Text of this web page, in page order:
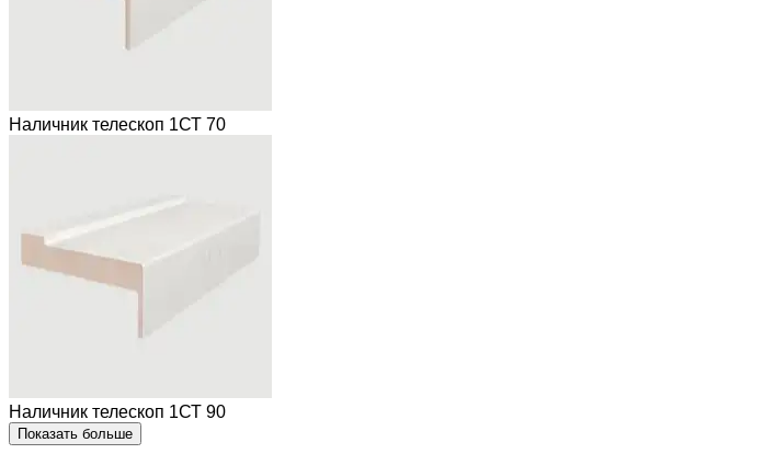
Наличник телескоп 1СТ 70
Наличник телескоп 1СТ 90
Показать больше